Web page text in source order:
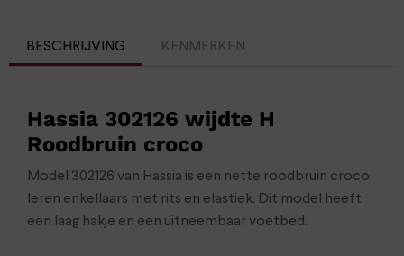
BESCHRIJVING KENMERKEN
Hassia 302126 wijdte H
Roodbruin croco
Model 302126 van Hassia is een nette roodbruin croco
leren enkellaars met rits en elastiek. Dit model heeft
een laag hakje en een uitneembaar voetbed.